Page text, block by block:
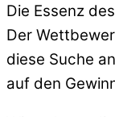
Die Essenz
Der
diese Suche
auf den